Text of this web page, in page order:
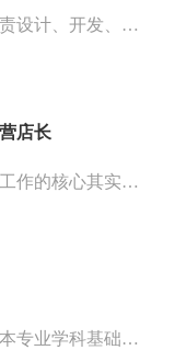
硬件工程师是指负责设计、开发、测试和维护电子设备、计算机系统和其他硬件设备的专业人员。下面是硬件工程师的介绍，供大家参考。
店长
淘宝运营店长整个工作的核心其实是整个项目的运作，需要对整个网店或者公司的业绩负直接责任，他的工作是比较复杂的。下面是淘宝店运营店长的工作内容和职位要求，有这个意向的小伙伴们可以一起往下看。
专任教师是指承担本专业学科基础知识和专业知识教学的教师。专任教师必须满足的条件是要具有高等教育教师资格证书，并且要在统计的时段承担教学工作。下面是专任教师的介绍，供大家参考。